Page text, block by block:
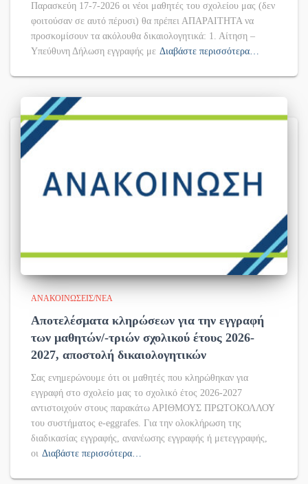
Παρασκεύη 17-7-2026 οι νέοι μαθητές του σχολείου μας (δεν
φοιτούσαν σε αυτό πέρυσι) θα πρέπει ΑΠΑΡΑΙΤΗΤΑ να
προσκομίσουν τα ακόλουθα δικαιολογητικά: 1. Αίτηση –
Υπεύθυνη Δήλωση εγγραφής με Διαβάστε περισσότερα…
ΑΝΑΚΟΙΝΏΣΕΙΣ/ΝΈΑ
Αποτελέσματα κληρώσεων για την εγγραφή
των μαθητών/-τριών σχολικού έτους 2026-
2027, αποστολή δικαιολογητικών
Σας ενημερώνουμε ότι οι μαθητές που κληρώθηκαν για
εγγραφή στο σχολείο μας το σχολικό έτος 2026-2027
αντιστοιχούν στους παρακάτω ΑΡΙΘΜΟΥΣ ΠΡΩΤΟΚΟΛΛΟΥ
του συστήματος e-eggrafes. Για την ολοκλήρωση της
διαδικασίας εγγραφής, ανανέωσης εγγραφής ή μετεγγραφής,
οι Διαβάστε περισσότερα…